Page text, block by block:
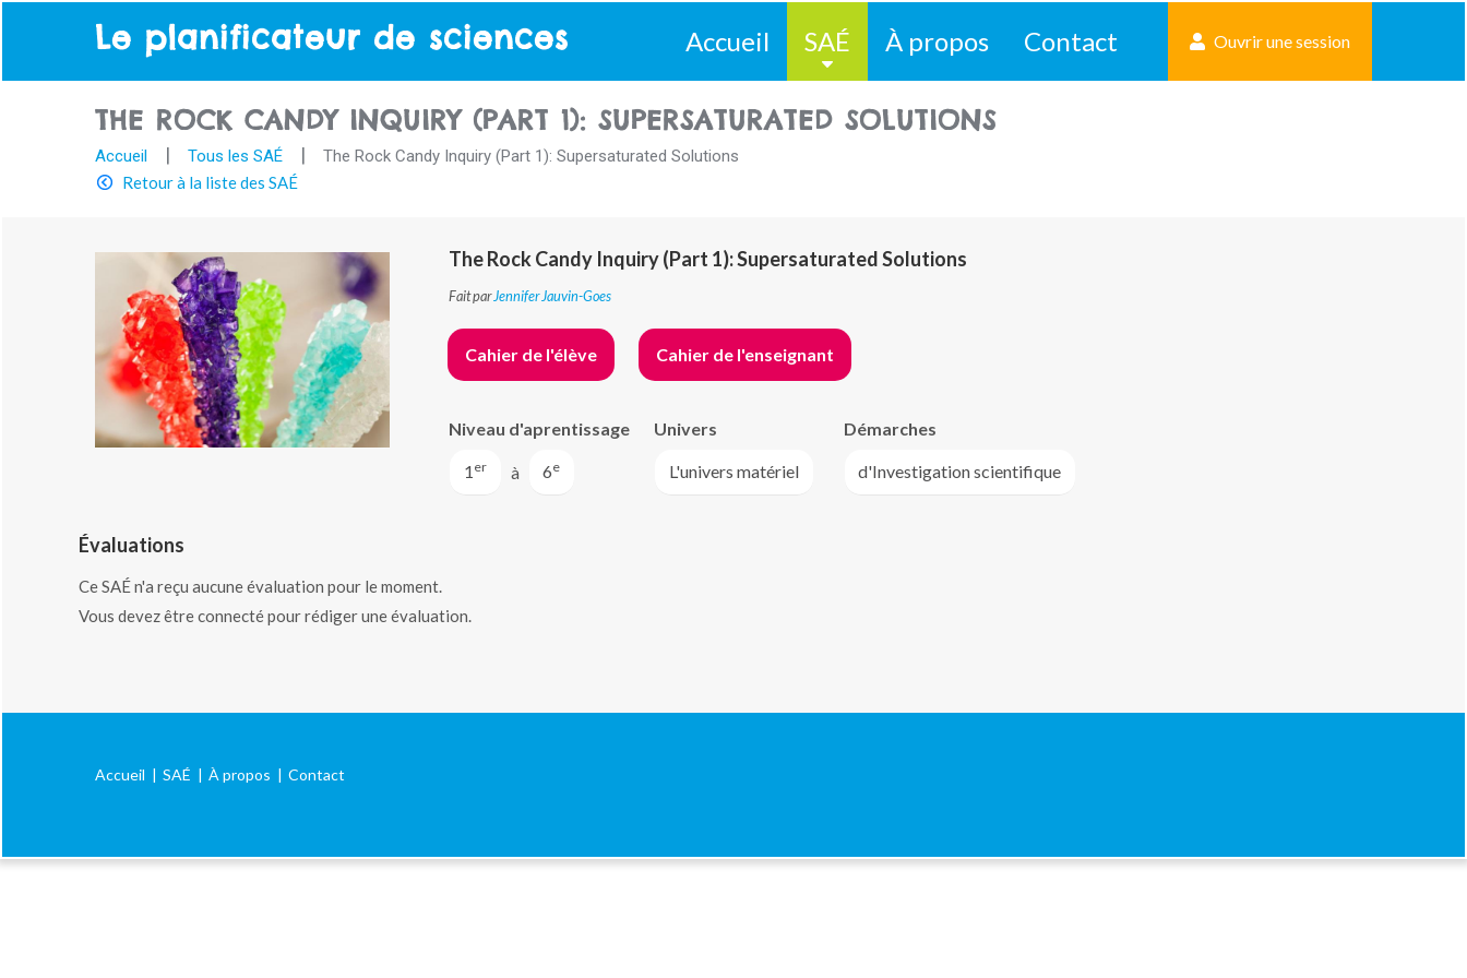
Le planificateur de sciences Ouvrir une session
Accueil SAÉ À propos Contact
THE ROCK CANDY INQUIRY (PART 1): SUPERSATURATED SOLUTIONS
Accueil Tous les SAÉ
The Rock Candy Inquiry (Part 1): Supersaturated Solutions
Retour à la liste des SAÉ
The Rock Candy Inquiry (Part 1): Supersaturated Solutions
Fait parJennifer Jauvin-Goes
Cahier de l'élève Cahier de l'enseignant
Niveau d'aprentissage
1 er à 6e
Univers
L'univers matériel
Démarches
d'Investigation scientifique
Évaluations
Ce SAÉ n'a reçu aucune évaluation pour le moment.
Vous devez être connecté pour rédiger une évaluation.
Accueil SAÉ À propos Contact